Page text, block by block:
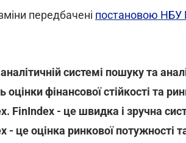
передбачені постановою НБУ
системі пошуку та
оцінки фінансової стійкості та
FinIndex - це швидка і зручна
- це оцінка ринкової потужності